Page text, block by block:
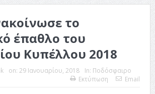
το
έπαθλο του
Κυπέλλου 2018
on: 29 Ιανουαρίου, 2018 In: Ποδόσφαιρο
Εκτύπωση Email